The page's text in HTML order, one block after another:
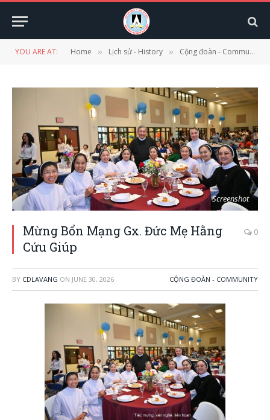
YOU ARE AT: Home » Lịch sử - History » Cộng đoàn - Community
Screenshot
Mừng Bổn Mạng Gx. Đức Mẹ Hằng
Cứu Giúp
0
BY CDLAVANG ON JUNE 30, 2026 CỘNG ĐOÀN - COMMUNITY